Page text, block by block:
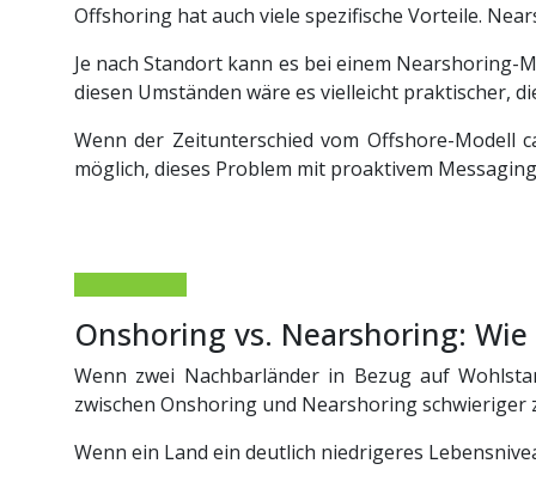
Offshoring hat auch viele spezifische Vorteile.
Je nach Standort kann es bei einem
diesen Umständen wäre es vielleicht praktischer,
Wenn der Zeitunterschied vom Offshore-Modell
möglich, dieses Problem mit proaktivem
Onshoring vs. Nearshoring:
Wenn zwei Nachbarländer in Bezug auf
zwischen Onshoring und Nearshoring
Wenn ein Land ein deutlich niedrigeres